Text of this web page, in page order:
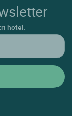
hotel.